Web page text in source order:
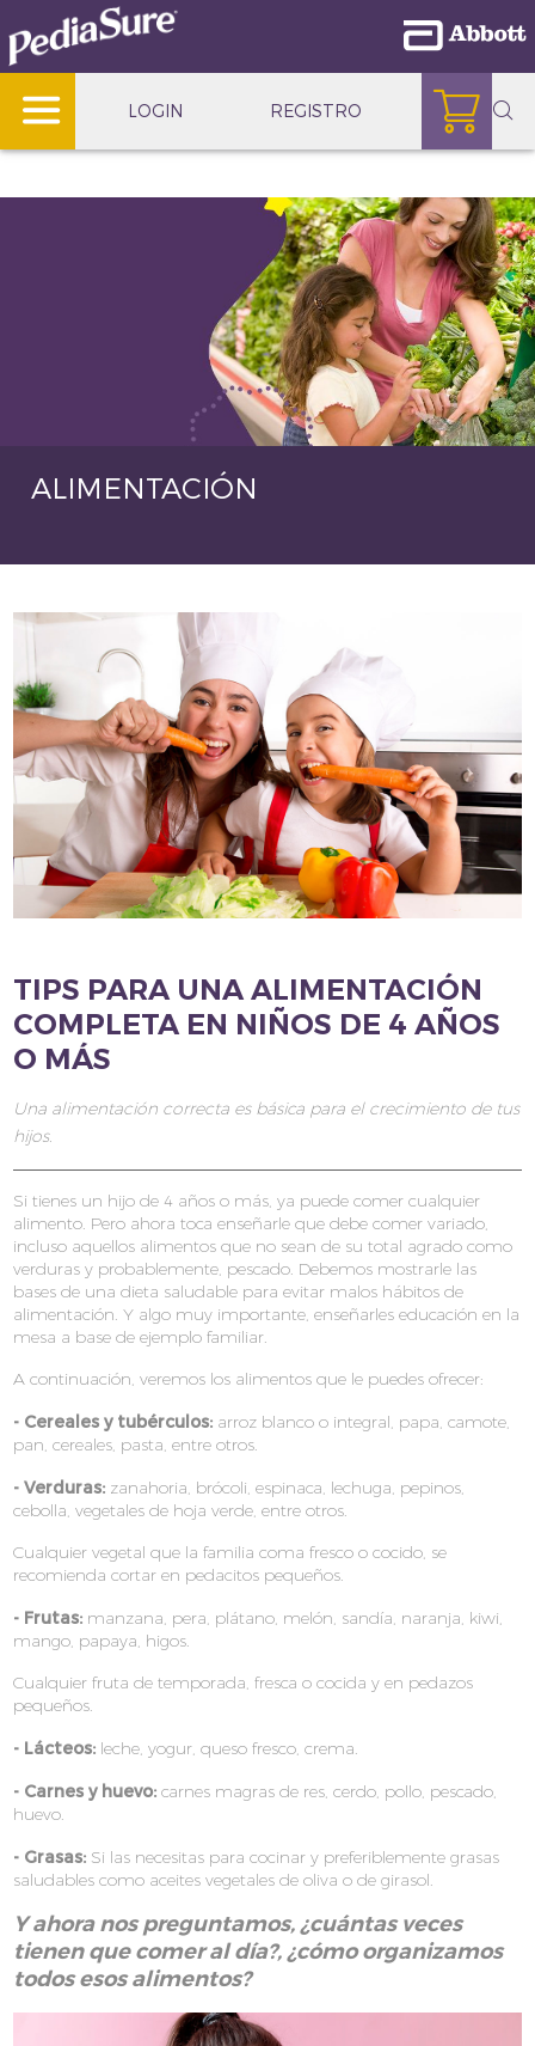
REGISTRO
LOGIN
ALIMENTACIÓN
TIPS PARA UNA ALIMENTACIÓN
COMPLETA EN NIÑOS DE 4 AÑOS
O MÁS
Una alimentación correcta es básica para el crecimiento de tus
hijos.
Si tienes un hijo de 4 años o más, ya puede comer cualquier
alimento. Pero ahora toca enseñarle que debe comer variado,
incluso aquellos alimentos que no sean de su total agrado como
verduras y probablemente, pescado. Debemos mostrarle las
bases de una dieta saludable para evitar malos hábitos de
alimentación. Y algo muy importante, enseñarles educación en la
mesa a base de ejemplo familiar.
A continuación, veremos los alimentos que le puedes ofrecer:
- Cereales y tubérculos: arroz blanco o integral, papa, camote,
pan, cereales, pasta, entre otros.
- Verduras: zanahoria, brócoli, espinaca, lechuga, pepinos,
cebolla, vegetales de hoja verde, entre otros.
Cualquier vegetal que la familia coma fresco o cocido, se
recomienda cortar en pedacitos pequeños.
- Frutas: manzana, pera, plátano, melón, sandía, naranja, kiwi,
mango, papaya, higos.
Cualquier fruta de temporada, fresca o cocida y en pedazos
pequeños.
- Lácteos: leche, yogur, queso fresco, crema.
- Carnes y huevo: carnes magras de res, cerdo, pollo, pescado,
huevo.
- Grasas: Si las necesitas para cocinar y preferiblemente grasas
saludables como aceites vegetales de oliva o de girasol.
Y ahora nos preguntamos, ¿cuántas veces
tienen que comer al día?, ¿cómo organizamos
todos esos alimentos?